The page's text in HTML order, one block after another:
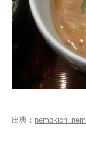
出典：